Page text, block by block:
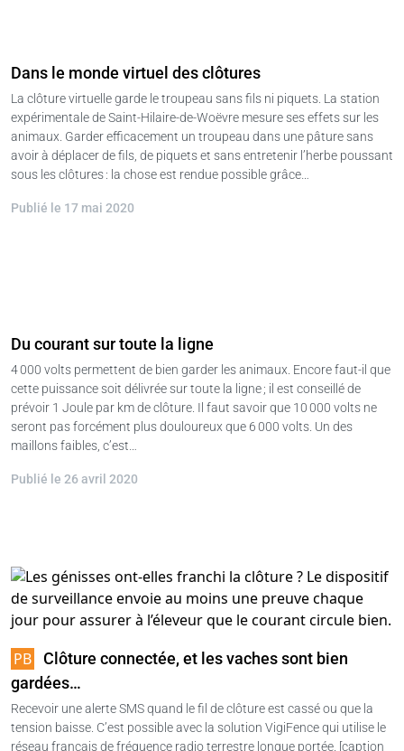
Dans le monde virtuel des clôtures
La clôture virtuelle garde le troupeau sans fils ni piquets. La station
expérimentale de Saint-Hilaire-de-Woëvre mesure ses effets sur les
animaux. Garder efficacement un troupeau dans une pâture sans
avoir à déplacer de fils, de piquets et sans entretenir l’herbe poussant
sous les clôtures : la chose est rendue possible grâce…
Publié le 17 mai 2020
Du courant sur toute la ligne
4 000 volts permettent de bien garder les animaux. Encore faut-il que
cette puissance soit délivrée sur toute la ligne ; il est conseillé de
prévoir 1 Joule par km de clôture. Il faut savoir que 10 000 volts ne
seront pas forcément plus douloureux que 6 000 volts. Un des
maillons faibles, c’est…
Publié le 26 avril 2020
Clôture connectée, et les vaches sont bien
gardées…
Recevoir une alerte SMS quand le fil de clôture est cassé ou que la
tension baisse. C’est possible avec la solution VigiFence qui utilise le
réseau français de fréquence radio terrestre longue portée. [caption